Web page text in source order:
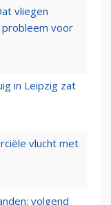
vliegen
voor
in Leipzig zat
vlucht met
volgend